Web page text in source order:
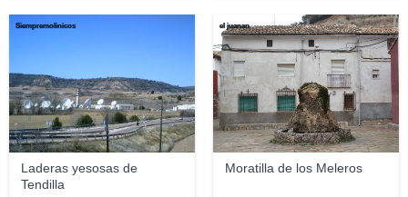
Laderas yesosas de
Tendilla
Siempremolinicos
Moratilla de los Meleros
el juanan